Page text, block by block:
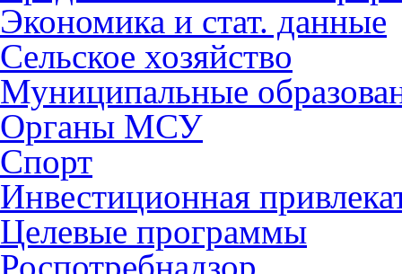
Экономика и стат. данные
Сельское хозяйство
Муниципальные
Органы МСУ
Спорт
Инвестиционная
Целевые программы